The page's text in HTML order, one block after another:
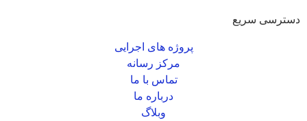
دسترسی سریع
پروژه های اجرایی
مرکز رسانه
تماس با ما
درباره ما
وبلاگ